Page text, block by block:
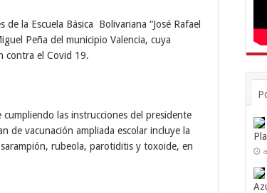
la Escuela Básica Bolivariana “José Rafael
Peña del municipio Valencia, cuya
contra el Covid 19.
las instrucciones del presidente
de vacunación ampliada escolar incluye la
rubeola, parotiditis y toxoide, en